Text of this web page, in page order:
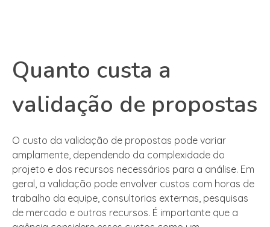
Quanto custa a
validação de propostas
O custo da validação de propostas pode variar
amplamente, dependendo da complexidade do
projeto e dos recursos necessários para a análise. Em
geral, a validação pode envolver custos com horas de
trabalho da equipe, consultorias externas, pesquisas
de mercado e outros recursos. É importante que a